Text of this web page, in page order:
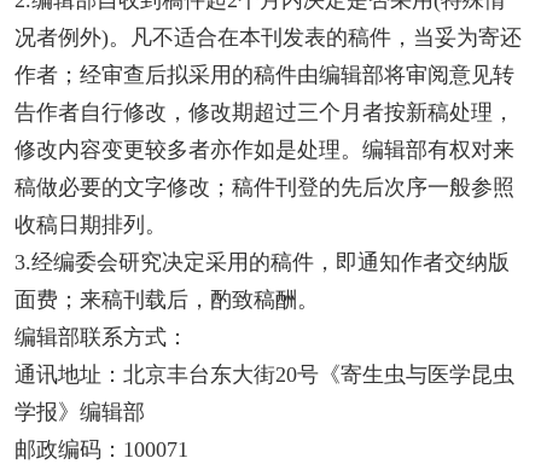
况者例外)。凡不适合在本刊发表的稿件，当妥为寄还
作者；经审查后拟采用的稿件由编辑部将审阅意见转
告作者自行修改，修改期超过三个月者按新稿处理，
修改内容变更较多者亦作如是处理。编辑部有权对来
稿做必要的文字修改；稿件刊登的先后次序一般参照
收稿日期排列。
3.经编委会研究决定采用的稿件，即通知作者交纳版
面费；来稿刊载后，酌致稿酬。
编辑部联系方式：
通讯地址：北京丰台东大街20号《寄生虫与医学昆虫
学报》编辑部
邮政编码：100071